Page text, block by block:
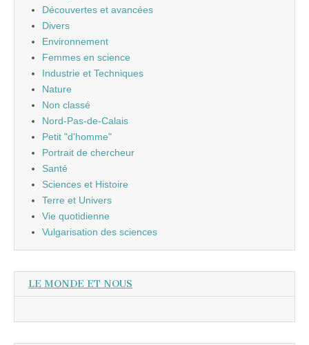
Découvertes et avancées
Divers
Environnement
Femmes en science
Industrie et Techniques
Nature
Non classé
Nord-Pas-de-Calais
Petit "d'homme"
Portrait de chercheur
Santé
Sciences et Histoire
Terre et Univers
Vie quotidienne
Vulgarisation des sciences
LE MONDE ET NOUS